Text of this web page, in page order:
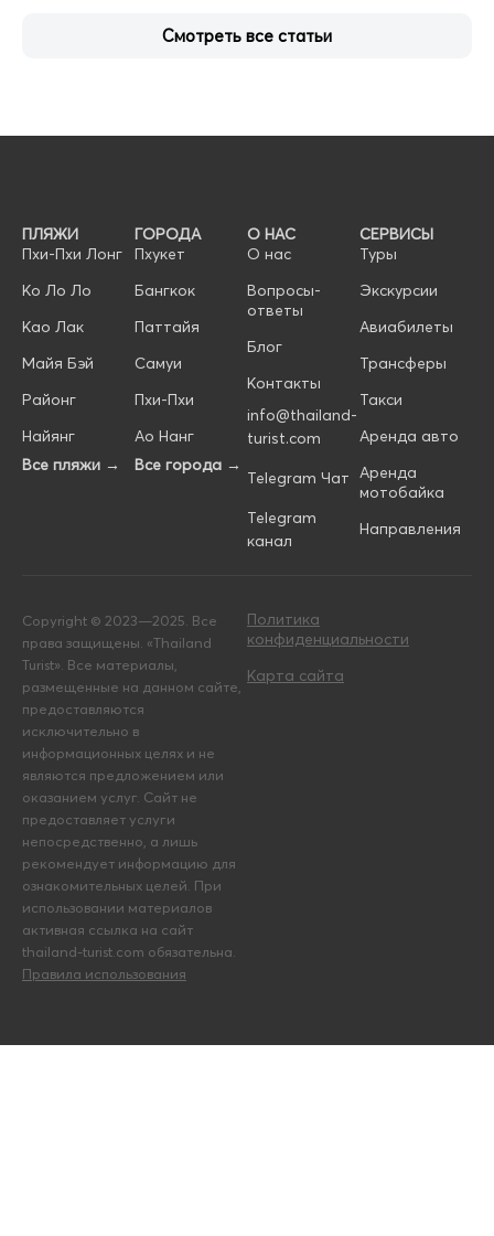
Смотреть все статьи
ПЛЯЖИ
Пхи-Пхи Лонг
Ко Ло Ло
Као Лак
Майя Бэй
Районг
Найянг
Все пляжи →
ГОРОДА
Пхукет
Бангкок
Паттайя
Самуи
Пхи-Пхи
Ао Нанг
Все города →
О НАС
О нас
Вопросы-
ответы
Блог
Контакты
info@thailand-
turist.com
Telegram Чат
Telegram
канал
СЕРВИСЫ
Туры
Экскурсии
Авиабилеты
Трансферы
Такси
Аренда авто
Аренда
мотобайка
Направления
Copyright © 2023—2025. Все
права защищены. «Thailand
Turist». Все материалы,
размещенные на данном сайте,
предоставляются
исключительно в
информационных целях и не
являются предложением или
оказанием услуг. Сайт не
предоставляет услуги
непосредственно, а лишь
рекомендует информацию для
ознакомительных целей. При
использовании материалов
активная ссылка на сайт
thailand-turist.com обязательна.
Правила использования
Политика
конфиденциальности
Карта сайта